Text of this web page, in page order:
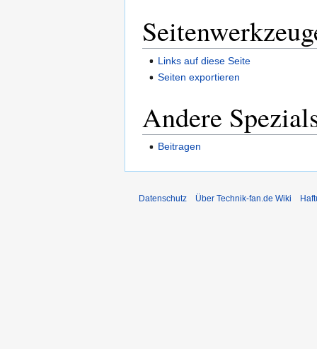
Links auf diese Seite
Seiten exportieren
Andere
Beitragen
Datenschutz Über Technik-fan.de Wiki